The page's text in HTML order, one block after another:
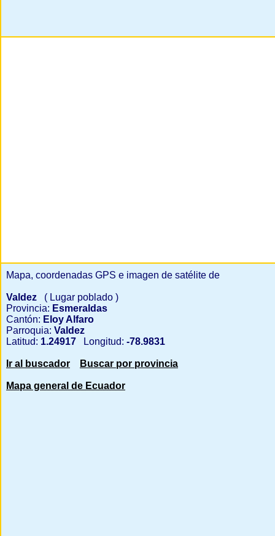
Mapa, coordenadas GPS e imagen de satélite de
Valdez
( Lugar poblado )
Provincia: Esmeraldas
Cantón: Eloy Alfaro
Parroquia: Valdez
Latitud: 1.24917 Longitud: -78.9831
Ir al buscador Buscar por provincia
Mapa general de Ecuador